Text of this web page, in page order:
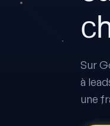
Sur
à
une